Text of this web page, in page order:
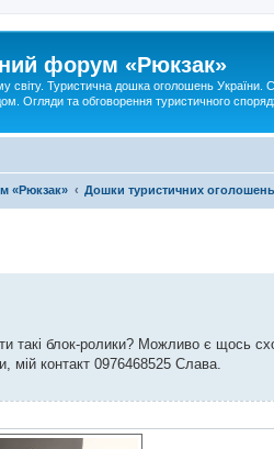
форум «Рюкзак»
світу. Туристична дошка оголошень України.
Огляди та обговорення туристичного
«Рюкзак» Дошки туристичних оголошень
такі блок-ролики? Можливо є щось
контакт 0976468525 Слава.